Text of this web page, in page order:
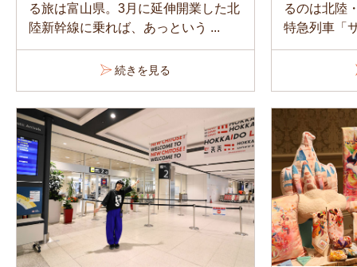
る旅は富山県。3月に延伸開業した北
陸新幹線に乗れば、あっという ...
続きを見る
るのは北陸
特急列車「